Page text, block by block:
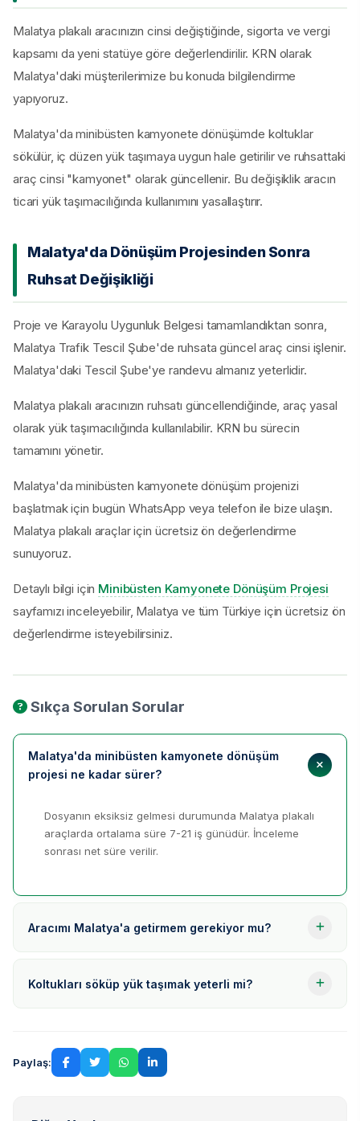
Malatya plakalı aracınızın cinsi değiştiğinde, sigorta ve vergi
kapsamı da yeni statüye göre değerlendirilir. KRN olarak
Malatya'daki müşterilerimize bu konuda bilgilendirme
yapıyoruz.
Malatya'da minibüsten kamyonete dönüşümde koltuklar
sökülür, iç düzen yük taşımaya uygun hale getirilir ve ruhsattaki
araç cinsi "kamyonet" olarak güncellenir. Bu değişiklik aracın
ticari yük taşımacılığında kullanımını yasallaştırır.
Malatya'da Dönüşüm Projesinden Sonra
Ruhsat Değişikliği
Proje ve Karayolu Uygunluk Belgesi tamamlandıktan sonra,
Malatya Trafik Tescil Şube'de ruhsata güncel araç cinsi işlenir.
Malatya'daki Tescil Şube'ye randevu almanız yeterlidir.
Malatya plakalı aracınızın ruhsatı güncellendiğinde, araç yasal
olarak yük taşımacılığında kullanılabilir. KRN bu sürecin
tamamını yönetir.
Malatya'da minibüsten kamyonete dönüşüm projenizi
başlatmak için bugün WhatsApp veya telefon ile bize ulaşın.
Malatya plakalı araçlar için ücretsiz ön değerlendirme
sunuyoruz.
Detaylı bilgi için Minibüsten Kamyonete Dönüşüm Projesi
sayfamızı inceleyebilir, Malatya ve tüm Türkiye için ücretsiz ön
değerlendirme isteyebilirsiniz.
Sıkça Sorulan Sorular
Malatya'da minibüsten kamyonete dönüşüm
projesi ne kadar sürer?
Dosyanın eksiksiz gelmesi durumunda Malatya plakalı
araçlarda ortalama süre 7-21 iş günüdür. İnceleme
sonrası net süre verilir.
Aracımı Malatya'a getirmem gerekiyor mu?
Koltukları söküp yük taşımak yeterli mi?
Paylaş: